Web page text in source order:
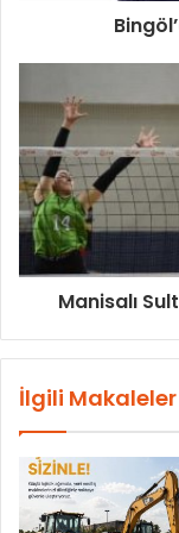
Manisalı
İlgili Makaleler